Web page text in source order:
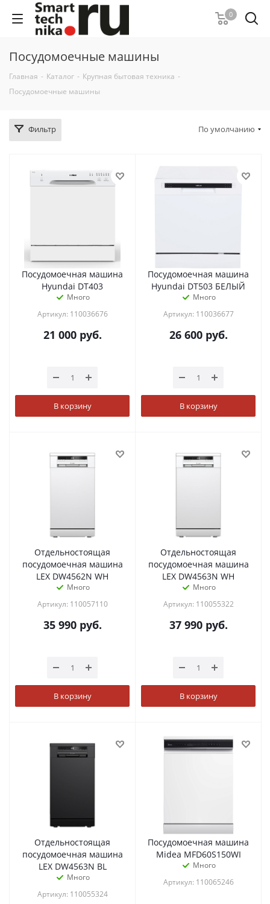
0
Посудомоечные машины
Главная - Каталог - Крупная бытовая техника -
Посудомоечные машины
Фильтр По умолчанию
Посудомоечная машина
Hyundai DT403
Много
Артикул: 110036676
21 000руб.
В корзину
Посудомоечная машина
Hyundai DT503 БЕЛЫЙ
Много
Артикул: 110036677
26 600руб.
В корзину
Отдельностоящая
посудомоечная машина
LEX DW4562N WH
Много
Артикул: 110057110
35 990руб.
В корзину
Отдельностоящая
посудомоечная машина
LEX DW4563N WH
Много
Артикул: 110055322
37 990руб.
В корзину
Отдельностоящая
посудомоечная машина
LEX DW4563N BL
Много
Артикул: 110055324
Посудомоечная машина
Midea MFD60S150WI
Много
Артикул: 110065246